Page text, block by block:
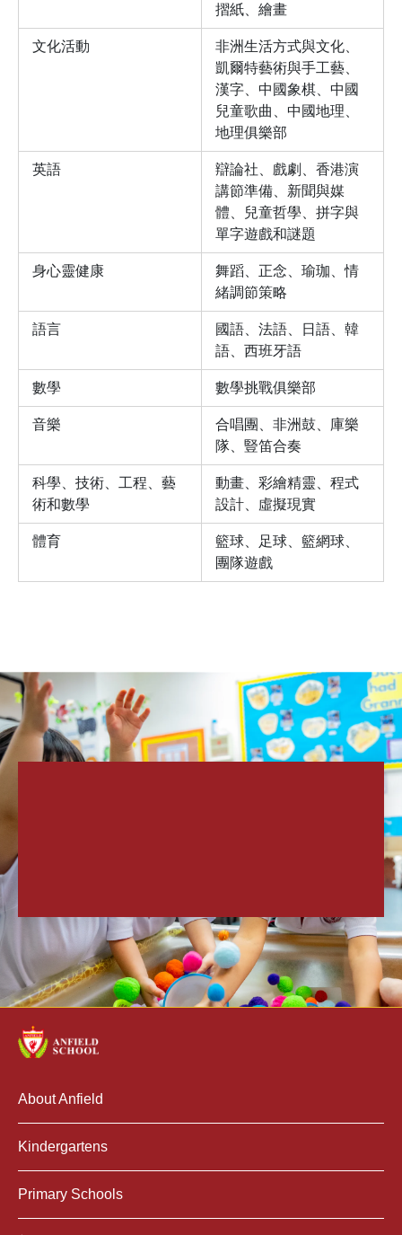
摺紙、繪畫
文化活動
非洲生活方式與文化、
凱爾特藝術與手工藝、
漢字、中國象棋、中國
兒童歌曲、中國地理、
地理俱樂部
英語
辯論社、戲劇、香港演
講節準備、新聞與媒
體、兒童哲學、拼字與
單字遊戲和謎題
身心靈健康
舞蹈、正念、瑜珈、情
緒調節策略
語言
國語、法語、日語、韓
語、西班牙語
數學 數學挑戰俱樂部
音樂
合唱團、非洲鼓、庫樂
隊、豎笛合奏
科學、技術、工程、藝
術和數學
動畫、彩繪精靈、程式
設計、虛擬現實
體育
籃球、足球、籃網球、
團隊遊戲
About Anfield
Kindergartens
Primary Schools